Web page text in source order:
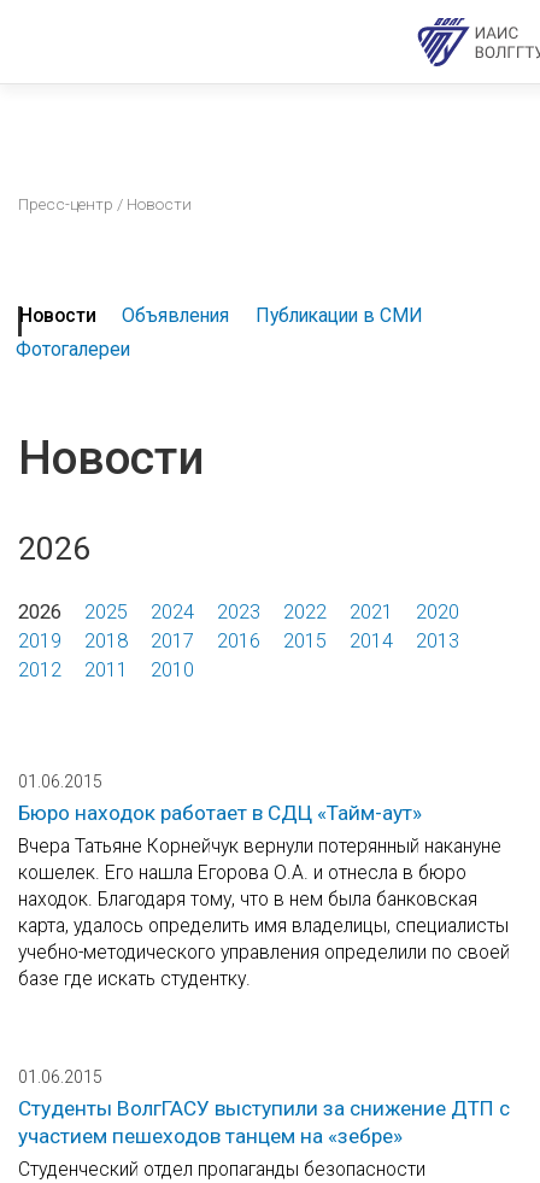
Пресс-центр / Новости
Новости Объявления
Публикации в СМИ
Фотогалереи
Новости
2026
2026 2025 2024 2023 2022 2021
2020
2019
2018 2017 2016 2015 2014
2013
2012
2011 2010
01.06.2015
Бюро находок работает в СДЦ «Тайм-аут»
Вчера Татьяне Корнейчук вернули потерянный накануне
кошелек. Его нашла Егорова О.А. и отнесла в бюро
находок. Благодаря тому, что в нем была банковская
карта, удалось определить имя владелицы, специалисты
учебно-методического управления определили по своей
базе где искать студентку.
01.06.2015
Студенты ВолгГАСУ выступили за снижение ДТП с
участием пешеходов танцем на «зебре»
Студенческий отдел пропаганды безопасности